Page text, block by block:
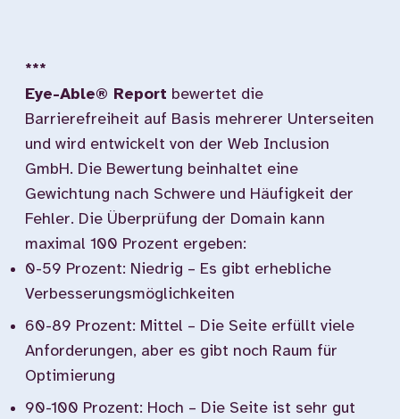
***
Eye-Able® Report bewertet die
Barrierefreiheit auf Basis mehrerer Unterseiten
und wird entwickelt von der Web Inclusion
GmbH. Die Bewertung beinhaltet eine
Gewichtung nach Schwere und Häufigkeit der
Fehler. Die Überprüfung der Domain kann
maximal 100 Prozent ergeben:
0-59 Prozent: Niedrig – Es gibt erhebliche
Verbesserungsmöglichkeiten
60-89 Prozent: Mittel – Die Seite erfüllt viele
Anforderungen, aber es gibt noch Raum für
Optimierung
90-100 Prozent: Hoch – Die Seite ist sehr gut